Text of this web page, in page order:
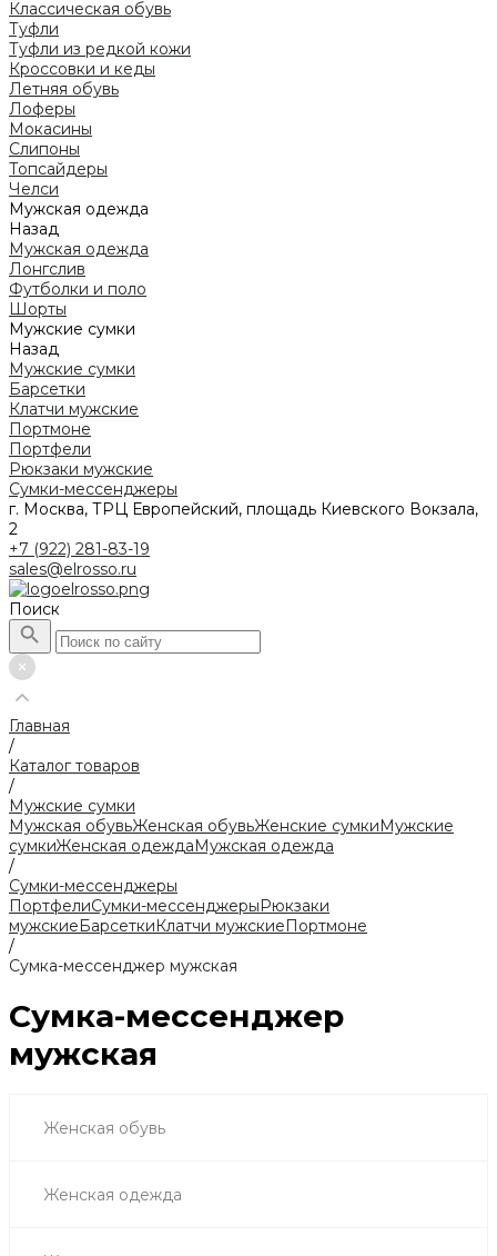
Классическая обувь
Туфли
Туфли из редкой кожи
Кроссовки и кеды
Летняя обувь
Лоферы
Мокасины
Слипоны
Топсайдеры
Челси
Мужская одежда
Назад
Мужская одежда
Лонгслив
Футболки и поло
Шорты
Мужские сумки
Назад
Мужские сумки
Барсетки
Клатчи мужские
Портмоне
Портфели
Рюкзаки мужские
Сумки-мессенджеры
г. Москва, ТРЦ Европейский, площадь Киевского Вокзала,
2
+7 (922) 281-83-19
sales@elrosso.ru
Поиск
Главная
/
Каталог товаров
/
Мужские сумки
Мужская обувьЖенская обувьЖенские сумкиМужские
сумкиЖенская одеждаМужская одежда
/
Сумки-мессенджеры
ПортфелиСумки-мессенджерыРюкзаки
мужскиеБарсеткиКлатчи мужскиеПортмоне
/
Сумка-мессенджер мужская
Сумка-мессенджер
мужская
Женская обувь
Женская одежда